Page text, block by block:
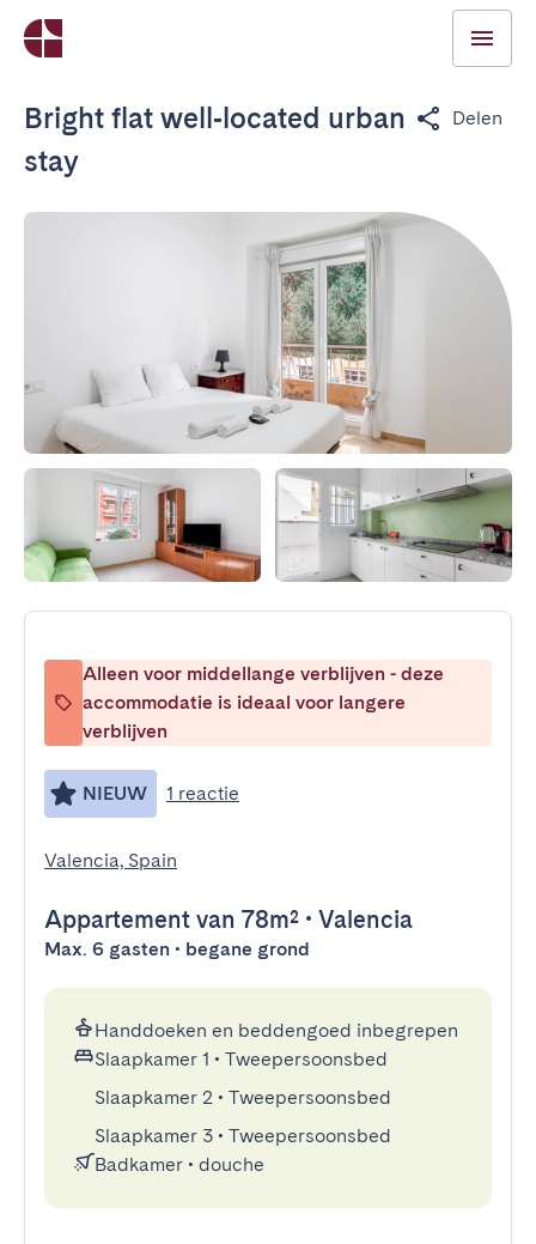
Bright flat well‑located urban
stay
Delen
Alleen voor middellange verblijven - deze
accommodatie is ideaal voor langere
verblijven
NIEUW 1 reactie
Valencia, Spain
Appartement van 78m² • Valencia
Max. 6 gasten • begane grond
Handdoeken en beddengoed inbegrepen
Slaapkamer 1 • Tweepersoonsbed
Slaapkamer 2 • Tweepersoonsbed
Slaapkamer 3 • Tweepersoonsbed
Badkamer • douche